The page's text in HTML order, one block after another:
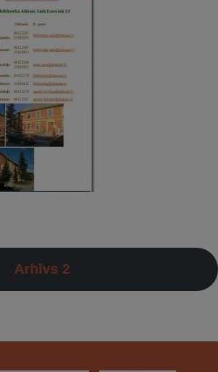
Arhīvs 2